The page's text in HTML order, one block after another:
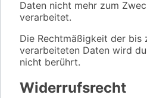
Daten nicht mehr zum
verarbeitet.
Die Rechtmäßigkeit der bis
verarbeiteten Daten wird
nicht berührt.
Widerrufsrecht